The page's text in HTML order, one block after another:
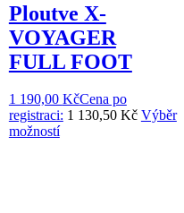
Ploutve X-
VOYAGER
FULL FOOT
1 190,00 KčCena po
registraci: 1 130,50 Kč Výběr
možností